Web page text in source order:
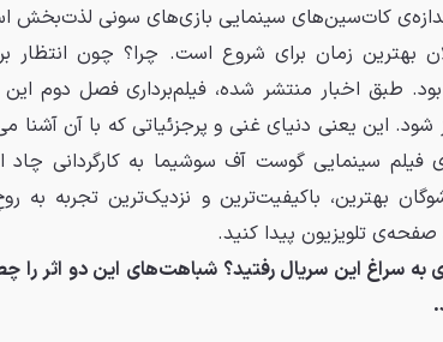
اندازه‌ی کات‌سین‌های سینمایی بازی‌های سونی لذت‌بخش
بهترین زمان برای شروع است. چرا؟ چون انتظار
طبق اخبار منتشر شده، فیلم‌برداری فصل دوم این
این یعنی دنیای غنی و پرجزئیاتی که با آن آشنا
فیلم سینمایی گوست آف سوشیما به کارگردانی چاد
بهترین، باکیفیت‌ترین و نزدیک‌ترین تجربه به
تلویزیون پیدا کنید.
به سراغ این سریال رفتید؟ شباهت‌های این دو اثر را